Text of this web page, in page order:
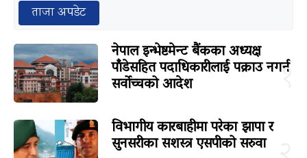
ताजा अपडेट
१
नेपाल इन्भेष्टमेन्ट बैंकका अध्यक्ष
पाँडेसहित पदाधिकारीलाई पक्राउ नगर्न
सर्वोच्चको आदेश
विभागीय कारबाहीमा परेका झापा र
सुनसरीका सशस्त्र एसपीको सरुवा